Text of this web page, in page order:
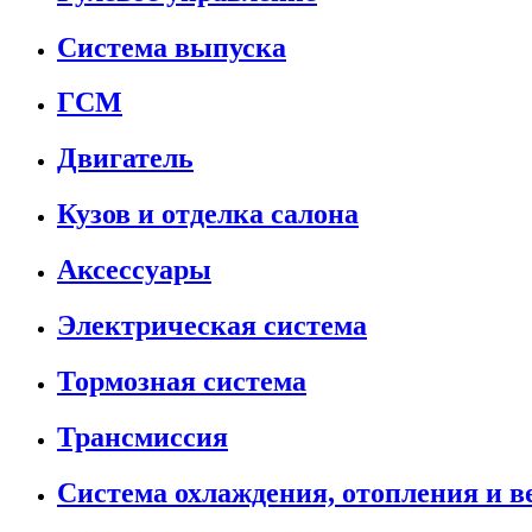
Система выпуска
ГСМ
Двигатель
Кузов и отделка салона
Аксессуары
Электрическая система
Тормозная система
Трансмиссия
Система охлаждения, отопления и